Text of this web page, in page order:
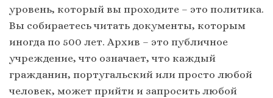
уровень, который вы проходите – это политика.
Вы собираетесь читать документы, которым
иногда по 500 лет. Архив – это публичное
учреждение, что означает, что каждый
гражданин, португальский или просто любой
человек, может прийти и запросить любой